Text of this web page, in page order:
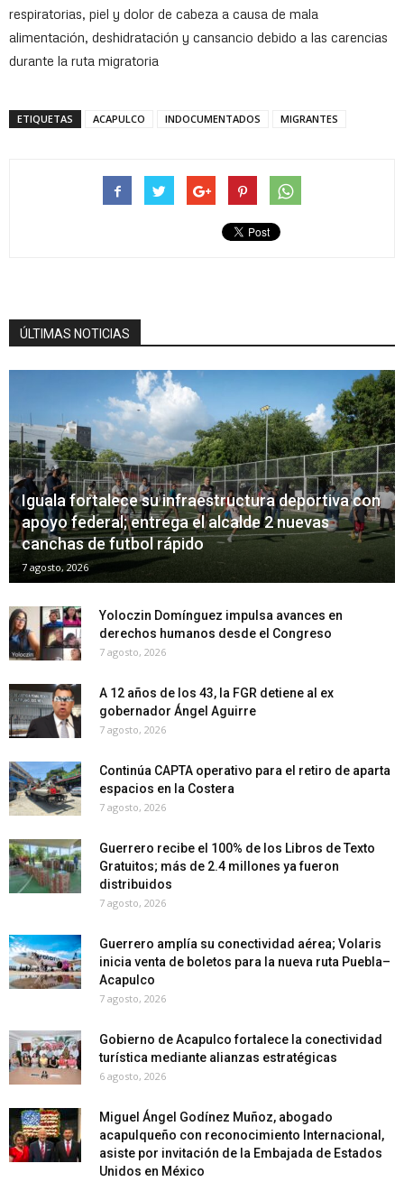
respiratorias, piel y dolor de cabeza a causa de mala
alimentación, deshidratación y cansancio debido a las carencias
durante la ruta migratoria
ETIQUETAS ACAPULCO INDOCUMENTADOS MIGRANTES
ÚLTIMAS NOTICIAS
Iguala fortalece su infraestructura deportiva con
apoyo federal; entrega el alcalde 2 nuevas
canchas de futbol rápido
7 agosto, 2026
Yoloczin Domínguez impulsa avances en
derechos humanos desde el Congreso
7 agosto, 2026
A 12 años de los 43, la FGR detiene al ex
gobernador Ángel Aguirre
7 agosto, 2026
Continúa CAPTA operativo para el retiro de aparta
espacios en la Costera
7 agosto, 2026
Guerrero recibe el 100% de los Libros de Texto
Gratuitos; más de 2.4 millones ya fueron
distribuidos
7 agosto, 2026
Guerrero amplía su conectividad aérea; Volaris
inicia venta de boletos para la nueva ruta Puebla–
Acapulco
7 agosto, 2026
Gobierno de Acapulco fortalece la conectividad
turística mediante alianzas estratégicas
6 agosto, 2026
Miguel Ángel Godínez Muñoz, abogado
acapulqueño con reconocimiento Internacional,
asiste por invitación de la Embajada de Estados
Unidos en México